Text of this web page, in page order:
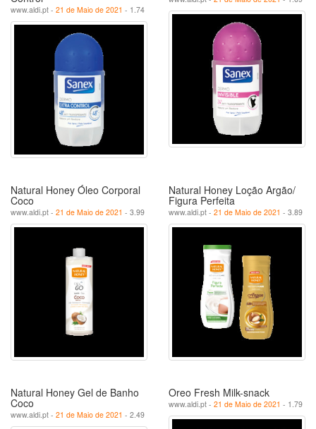
www.aldi.pt - 21 de Maio de 2021 - 1.74
Natural Honey Óleo Corporal
Coco
www.aldi.pt - 21 de Maio de 2021 - 3.99
Natural Honey Loção Argão/
Figura Perfeita
www.aldi.pt - 21 de Maio de 2021 - 3.89
Natural Honey Gel de Banho
Coco
www.aldi.pt - 21 de Maio de 2021 - 2.49
Oreo Fresh Milk-snack
www.aldi.pt - 21 de Maio de 2021 - 1.79